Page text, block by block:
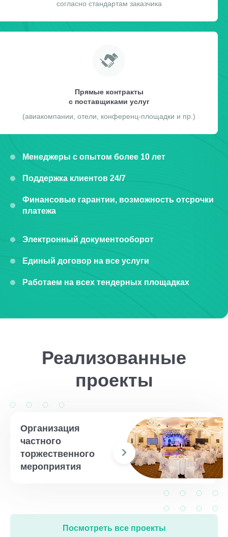
согласно стандартам заказчика
Прямые контракты
с поставщиками услуг
(авиакомпании, отели, конференц-площадки и пр.)
Менеджеры с опытом более 10 лет
Поддержка клиентов 24/7
Финансовые гарантии, возможность отсрочки
платежа
Электронный документооборот
Единый договор на все услуги
Работаем на всех тендерных площадках
Реализованные
проекты
Организация
частного
торжественного
мероприятия
Посмотреть все проекты